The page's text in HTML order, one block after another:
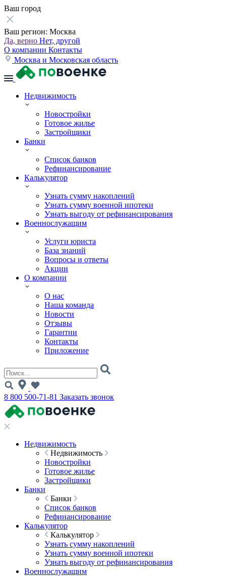
Ваш город
Ваш регион: Москва
Да, верно Нет, другой
О компании Контакты
Москва и Московская область
Недвижимость
Новостройки
Готовое жилье
Застройщики
Банки
Список банков
Рефинансирование
Калькулятор
Узнать сумму накоплений
Узнать сумму военной ипотеки
Узнать выгоду от рефинансирования
Военнослужащим
Услуги юриста
База знаний
Вопросы и ответы
Акции
О компании
О нас
Наша команда
Новости
Отзывы
Гарантии
Контакты
Приложение
8 800 500-71-81 Заказать звонок
Недвижимость
Недвижимость
Новостройки
Готовое жилье
Застройщики
Банки
Банки
Список банков
Рефинансирование
Калькулятор
Калькулятор
Узнать сумму накоплений
Узнать сумму военной ипотеки
Узнать выгоду от рефинансирования
Военнослужащим